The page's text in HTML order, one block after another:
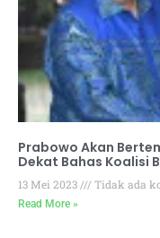
Prabowo Akan
Dekat Bahas Koalisi
13 Mei 2023 Tidak ada
Read More »